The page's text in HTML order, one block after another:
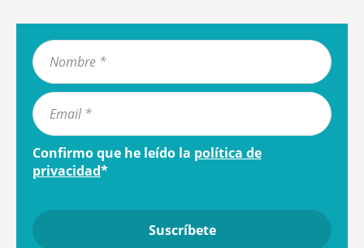
Confirmo que he leído la política de
privacidad*